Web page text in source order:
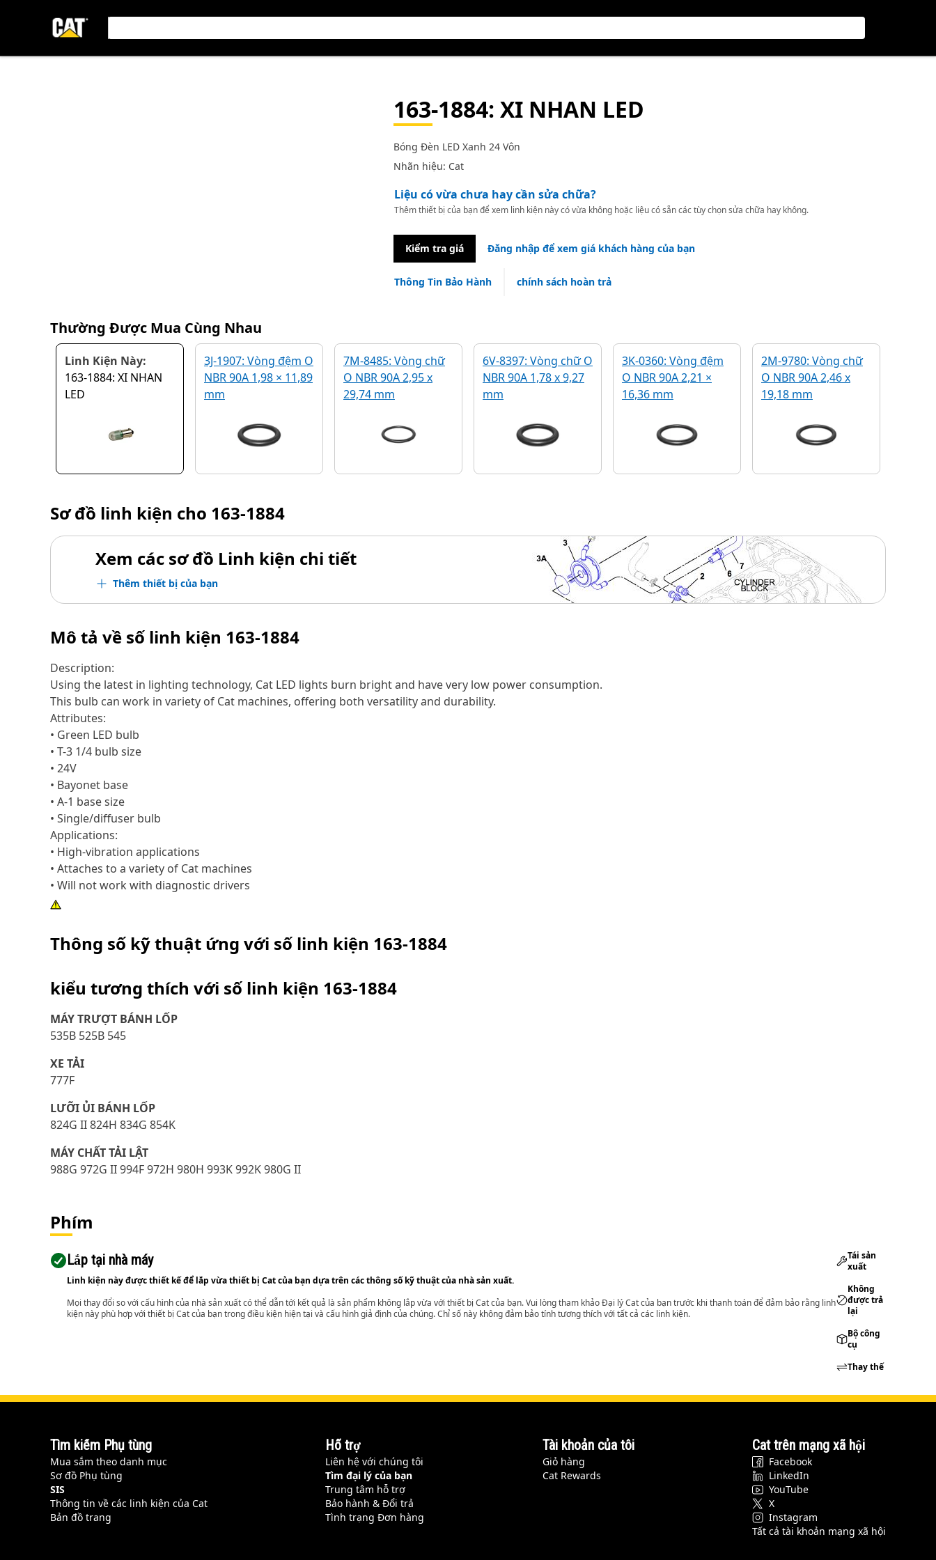
163-1884: XI NHAN LED
Bóng Đèn LED Xanh 24 Vôn
Nhãn hiệu: Cat
Liệu có vừa chưa hay cần sửa chữa?
Thêm thiết bị của bạn để xem linh kiện này có vừa không hoặc liệu có sẵn các tùy chọn sửa chữa hay không.
Kiểm tra giá Đăng nhập để xem giá khách hàng của bạn
Thông Tin Bảo Hành chính sách hoàn trả
Thường Được Mua Cùng Nhau
Linh Kiện Này:
163-1884: XI NHAN
LED
3J-1907: Vòng đệm O
NBR 90A 1,98 × 11,89
mm
7M-8485: Vòng chữ
O NBR 90A 2,95 x
29,74 mm
6V-8397: Vòng chữ O
NBR 90A 1,78 x 9,27
mm
3K-0360: Vòng đệm
O NBR 90A 2,21 ×
16,36 mm
2M-9780: Vòng chữ
O NBR 90A 2,46 x
19,18 mm
Sơ đồ linh kiện cho 163-1884
Xem các sơ đồ Linh kiện chi tiết
Thêm thiết bị của bạn
Mô tả về số linh kiện 163-1884
Description:
Using the latest in lighting technology, Cat LED lights burn bright and have very low power consumption.
This bulb can work in variety of Cat machines, offering both versatility and durability.
Attributes:
• Green LED bulb
• T-3 1/4 bulb size
• 24V
• Bayonet base
• A-1 base size
• Single/diffuser bulb
Applications:
• High-vibration applications
• Attaches to a variety of Cat machines
• Will not work with diagnostic drivers
Thông số kỹ thuật ứng với số linh kiện 163-1884
kiểu tương thích với số linh kiện 163-1884
MÁY TRƯỢT BÁNH LỐP
535B 525B 545
XE TẢI
777F
LƯỠI ỦI BÁNH LỐP
824G II 824H 834G 854K
MÁY CHẤT TẢI LẬT
988G 972G II 994F 972H 980H 993K 992K 980G II
Phím
Lắp tại nhà máy
Linh kiện này được thiết kế để lắp vừa thiết bị Cat của bạn dựa trên các thông số kỹ thuật của nhà sản xuất.
Mọi thay đổi so với cấu hình của nhà sản xuất có thể dẫn tới kết quả là sản phẩm không lắp vừa với thiết bị Cat của bạn. Vui lòng tham khảo Đại lý Cat của bạn trước khi thanh toán để đảm bảo rằng linh
kiện này phù hợp với thiết bị Cat của bạn trong điều kiện hiện tại và cấu hình giả định của chúng. Chỉ số này không đảm bảo tính tương thích với tất cả các linh kiện.
Tái sản
xuất
Không
được trả
lại
Bộ công
cụ
Thay thế
Tìm kiếm Phụ tùng
Mua sắm theo danh mục
Sơ đồ Phụ tùng
SIS
Thông tin về các linh kiện của Cat
Bản đồ trang
Hỗ trợ
Liên hệ với chúng tôi
Tìm đại lý của bạn
Trung tâm hỗ trợ
Bảo hành & Đổi trả
Tình trạng Đơn hàng
Tài khoản của tôi
Giỏ hàng
Cat Rewards
Cat trên mạng xã hội
Facebook
LinkedIn
YouTube
X
Instagram
Tất cả tài khoản mạng xã hội